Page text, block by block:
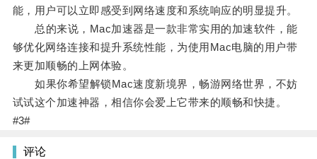
能，用户可以立即感受到网络速度和系统响应的明显提升。
总的来说，Mac加速器是一款非常实用的加速软件，能
够优化网络连接和提升系统性能，为使用Mac电脑的用户带
来更加顺畅的上网体验。
如果你希望解锁Mac速度新境界，畅游网络世界，不妨
试试这个加速神器，相信你会爱上它带来的顺畅和快捷。
#3#
评论